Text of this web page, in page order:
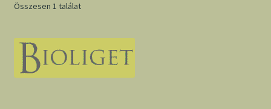
Összesen 1 találat